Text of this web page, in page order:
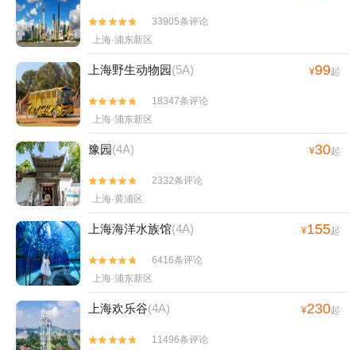


33905条评论
上海·浦东新区
上海野生动物园(5A) ¥99起


18347条评论
上海·浦东新区
豫园(4A) ¥30起


2332条评论
上海·黄浦区
上海海洋水族馆(4A) ¥155起


6416条评论
上海·浦东新区
上海欢乐谷(4A) ¥230起

 11496条评论